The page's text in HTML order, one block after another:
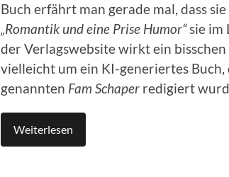
Buch erfährt man gerade mal, dass
„Romantik und eine Prise Humor“sie im
der Verlagswebsite wirkt ein
vielleicht um ein KI-generiertes
genannten Fam Schaper redigiert
Weiterlesen